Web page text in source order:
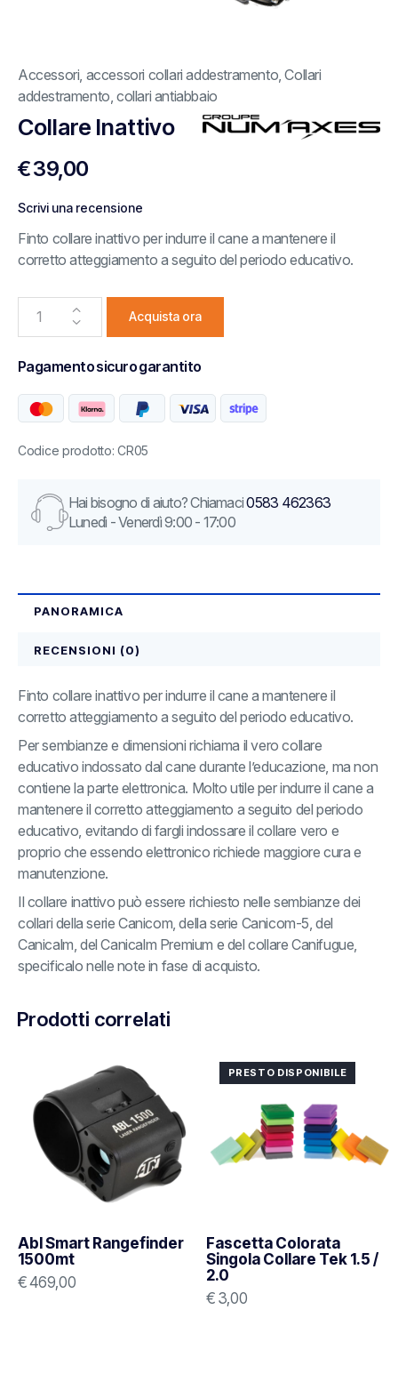
Accessori accessori collari addestramento ,Collari
addestramento ,collari antiabbaio
Collare Inattivo
€39,00
Scrivi una recensione
Finto collare inattivo per indurre il cane a mantenere il
corretto atteggiamento a seguito del periodo educativo.
Acquista ora
Pagamento sicuro garantito
Codice prodotto: CR05
Hai bisogno di aiuto? Chiamaci0583 462363
Lunedì - Venerdì 9:00 - 17:00
PANORAMICA
RECENSIONI (0)
Finto collare inattivo per indurre il cane a mantenere il
corretto atteggiamento a seguito del periodo educativo.
Per sembianze e dimensioni richiama il vero collare
educativo indossato dal cane durante l’educazione, ma non
contiene la parte elettronica. Molto utile per indurre il cane a
mantenere il corretto atteggiamento a seguito del periodo
educativo, evitando di fargli indossare il collare vero e
proprio che essendo elettronico richiede maggiore cura e
manutenzione.
Il collare inattivo può essere richiesto nelle sembianze dei
collari della serie Canicom, della serie Canicom-5, del
Canicalm, del Canicalm Premium e del collare Canifugue,
specificalo nelle note in fase di acquisto.
Prodotti correlati
Abl Smart Rangefinder
1500mt
€469,00
PRESTO DISPONIBILE
Fascetta Colorata
Singola Collare Tek 1.5 /
2.0
€ 3,00